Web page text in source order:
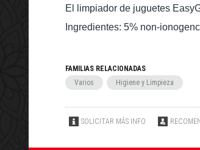
El limpiador de juguetes
Ingredientes: 5% non-
FAMILIAS RELACIONADAS
Varios
Higiene y Limpieza
SOLICITAR MÁS INFO